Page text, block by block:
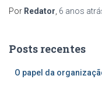
Por Redator 6 anos
Posts recentes
O papel da